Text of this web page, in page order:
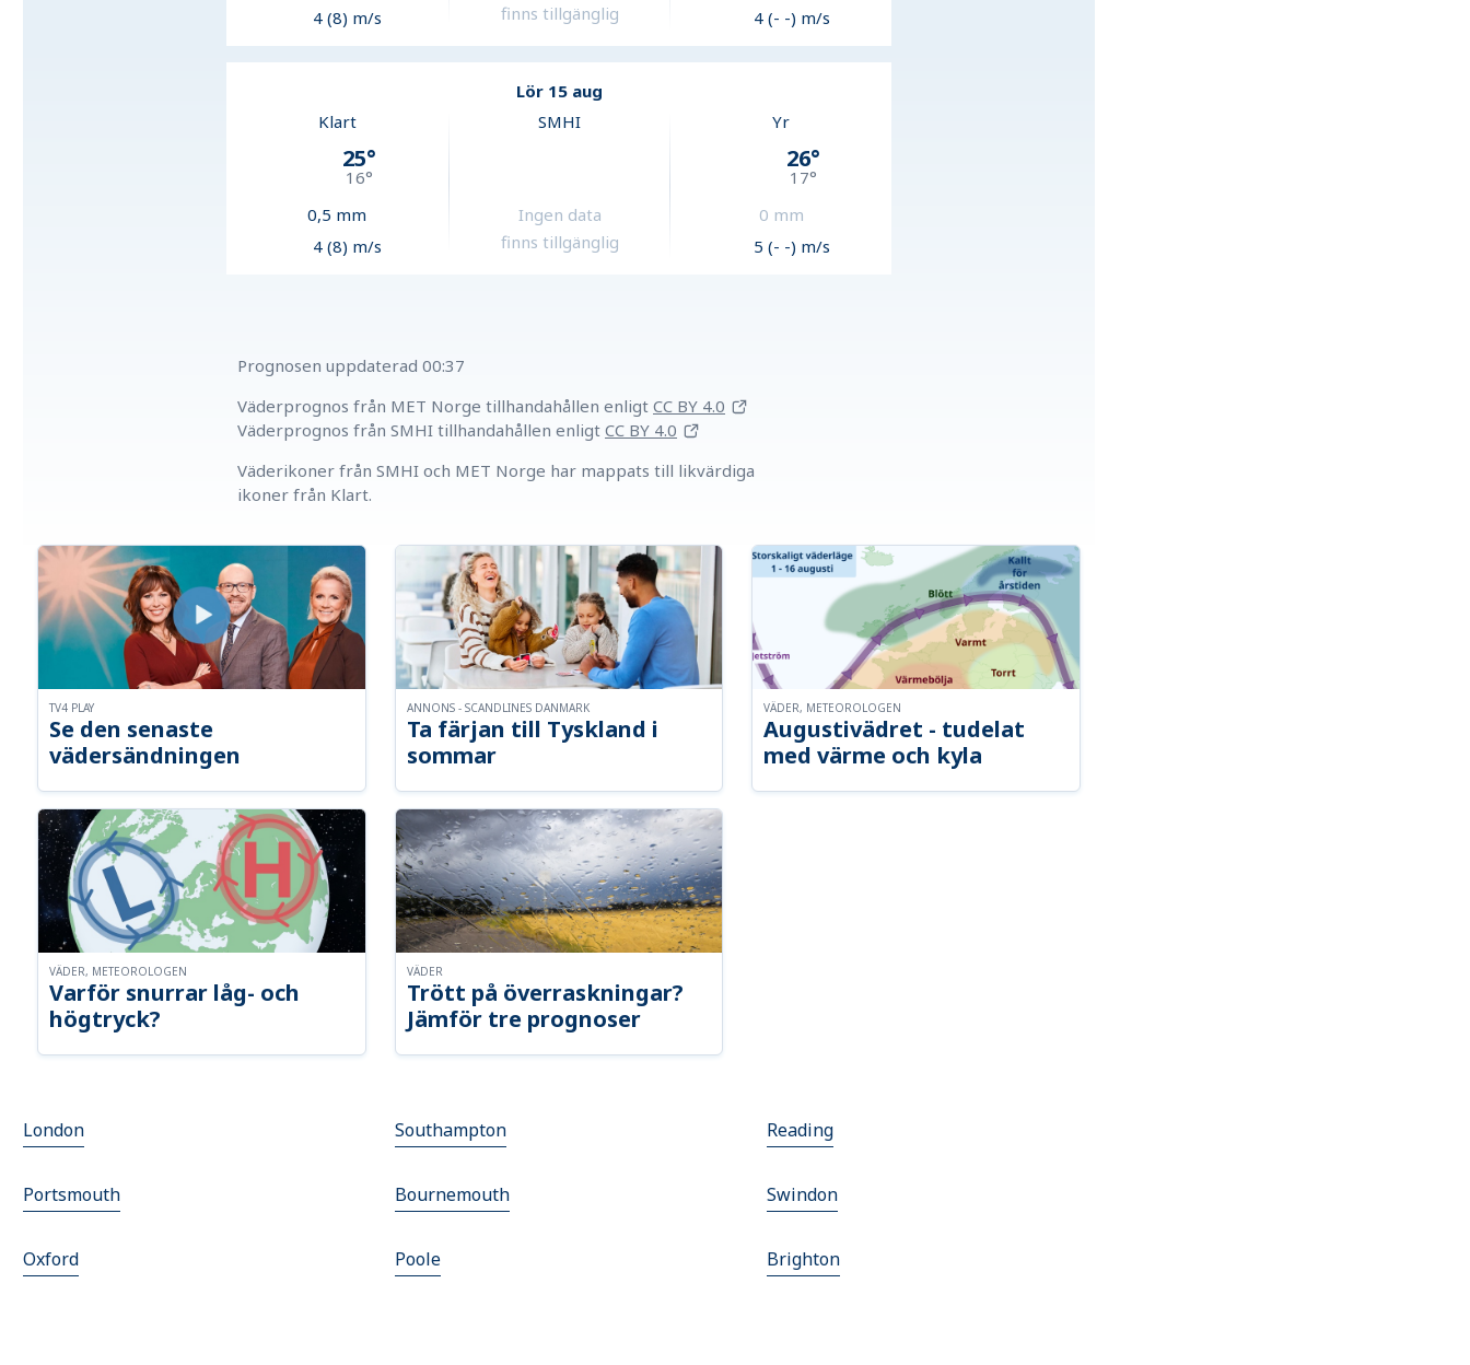
4 (8) m/s
finns tillgänglig
4 (- -) m/s
Lör 15 aug
Klart
25°
16°
0,5 mm
4 (8) m/s
SMHI
Ingen data
finns tillgänglig
Yr
26°
17°
0 mm
5 (- -) m/s
Prognosen uppdaterad 00:37
Väderprognos från MET Norge tillhandahållen enligt CC BY 4.0
Väderprognos från SMHI tillhandahållen enligt CC BY 4.0
Väderikoner från SMHI och MET Norge har mappats till likvärdiga
ikoner från Klart.
Se den senaste
vädersändningen
TV4 PLAY
Ta färjan till Tyskland i
sommar
ANNONS - SCANDLINES DANMARK
Augustivädret - tudelat
med värme och kyla
VÄDER, METEOROLOGEN
Varför snurrar låg- och
högtryck?
VÄDER, METEOROLOGEN
Trött på överraskningar?
Jämför tre prognoser
VÄDER
London Southampton Reading
Portsmouth Bournemouth Swindon
Oxford Poole Brighton